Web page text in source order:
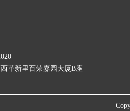
革新里百荣嘉园大厦B座